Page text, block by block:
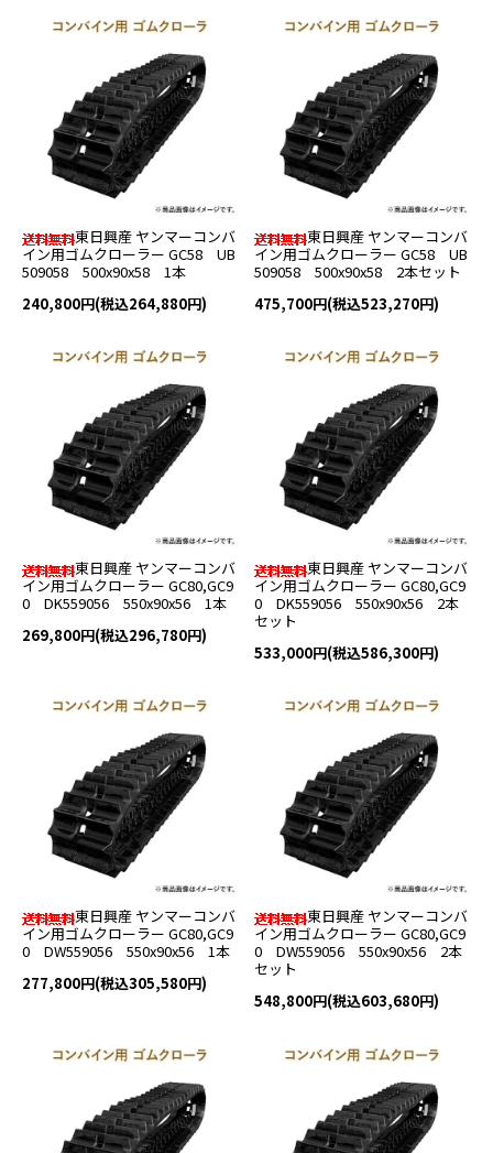
東日興産 ヤンマーコンバ
イン用ゴムクローラー GC58 UB
509058 500x90x58 1本
240,800円(税込264,880円)
東日興産 ヤンマーコンバ
イン用ゴムクローラー GC58 UB
509058 500x90x58 2本セット
475,700円(税込523,270円)
東日興産 ヤンマーコンバ
イン用ゴムクローラー GC80,GC9
0 DK559056 550x90x56 1本
269,800円(税込296,780円)
東日興産 ヤンマーコンバ
イン用ゴムクローラー GC80,GC9
0 DK559056 550x90x56 2本
セット
533,000円(税込586,300円)
東日興産 ヤンマーコンバ
イン用ゴムクローラー GC80,GC9
0 DW559056 550x90x56 1本
277,800円(税込305,580円)
東日興産 ヤンマーコンバ
イン用ゴムクローラー GC80,GC9
0 DW559056 550x90x56 2本
セット
548,800円(税込603,680円)